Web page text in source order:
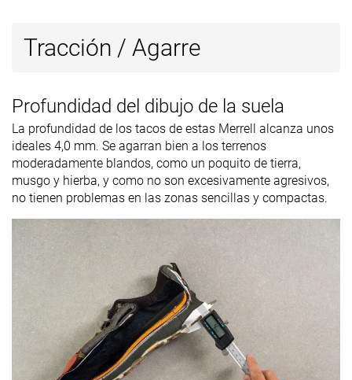
Tracción / Agarre
Profundidad del dibujo de la suela
La profundidad de los tacos de estas Merrell alcanza unos
ideales 4,0 mm. Se agarran bien a los terrenos
moderadamente blandos, como un poquito de tierra,
musgo y hierba, y como no son excesivamente agresivos,
no tienen problemas en las zonas sencillas y compactas.